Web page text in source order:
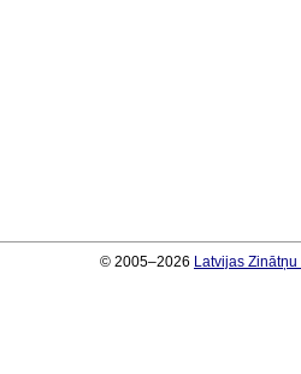
© 2005–2026 Latvijas